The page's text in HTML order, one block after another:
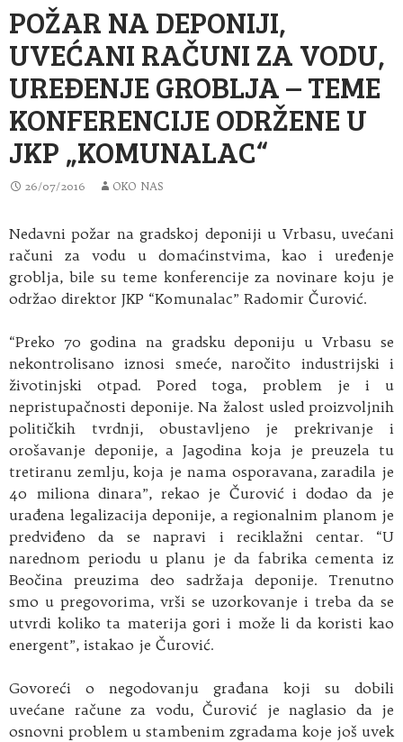
POŽAR NA DEPONIJI,
UVEĆANI RAČUNI ZA VODU,
UREĐENJE GROBLJA – TEME
KONFERENCIJE ODRŽENE U
JKP „KOMUNALAC“
26/07/2016 OKO NAS
Nedavni požar na gradskoj deponiji u Vrbasu, uvećani
računi za vodu u domaćinstvima, kao i uređenje
groblja, bile su teme konferencije za novinare koju je
održao direktor JKP “Komunalac” Radomir Čurović.
“Preko 70 godina na gradsku deponiju u Vrbasu se
nekontrolisano iznosi smeće, naročito industrijski i
životinjski otpad. Pored toga, problem je i u
nepristupačnosti deponije. Na žalost usled proizvoljnih
političkih tvrdnji, obustavljeno je prekrivanje i
orošavanje deponije, a Jagodina koja je preuzela tu
tretiranu zemlju, koja je nama osporavana, zaradila je
40 miliona dinara”, rekao je Čurović i dodao da je
urađena legalizacija deponije, a regionalnim planom je
predviđeno da se napravi i reciklažni centar. “U
narednom periodu u planu je da fabrika cementa iz
Beočina preuzima deo sadržaja deponije. Trenutno
smo u pregovorima, vrši se uzorkovanje i treba da se
utvrdi koliko ta materija gori i može li da koristi kao
energent”, istakao je Čurović.
Govoreći o negodovanju građana koji su dobili
uvećane račune za vodu, Čurović je naglasio da je
osnovni problem u stambenim zgradama koje još uvek